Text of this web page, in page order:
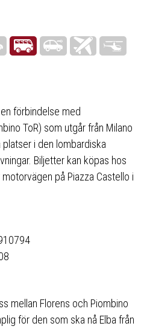
förbindelse med
ToR) som utgår från Milano
i den lombardiska
Biljetter kan köpas hos
på Piazza Castello i
mellan Florens och Piombino
för den som ska nå Elba från